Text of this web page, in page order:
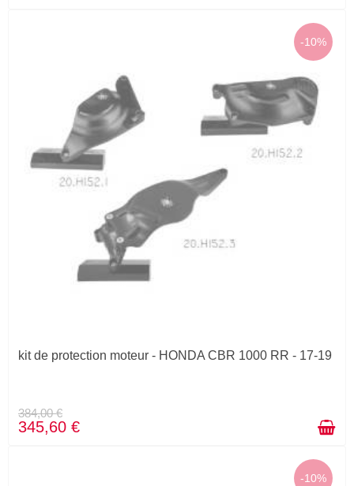
-10%
kit de protection moteur - HONDA CBR 1000 RR - 17-19
384,00 €
345,60 €
-10%